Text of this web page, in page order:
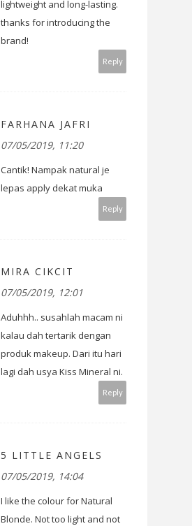
lightweight and long-lasting.
thanks for introducing the
brand!
Reply
FARHANA JAFRI
07/05/2019, 11:20
Cantik! Nampak natural je
lepas apply dekat muka
Reply
MIRA CIKCIT
07/05/2019, 12:01
Aduhhh.. susahlah macam ni
kalau dah tertarik dengan
produk makeup. Dari itu hari
lagi dah usya Kiss Mineral ni.
Reply
5 LITTLE ANGELS
07/05/2019, 14:04
I like the colour for Natural
Blonde. Not too light and not